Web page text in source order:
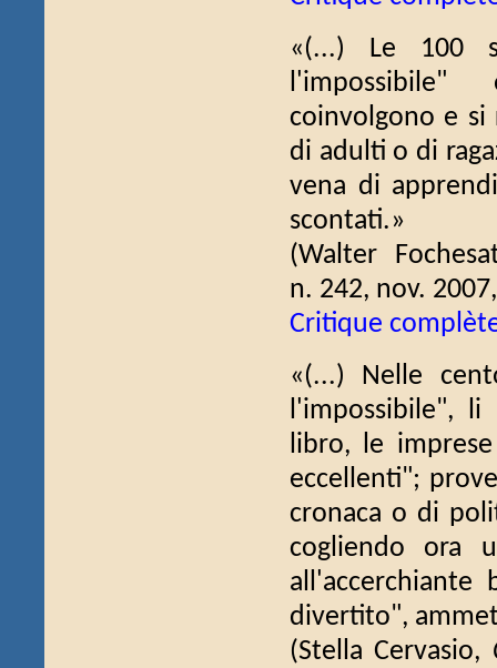
«(...) Le 100
l'impossibile"
coinvolgono e
di adulti o di
vena di
scontati.»
(Walter
n. 242, nov.
Critique
«(...) Nelle
l'impossibile", li
libro, le
eccellenti";
cronaca o di
cogliendo ora
divertito",
(Stella Cervasio,